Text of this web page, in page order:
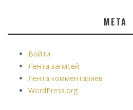
МЕТА
Войти
Лента записей
Лента комментариев
WordPress.org